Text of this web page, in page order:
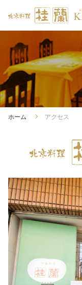
ホーム アクセス